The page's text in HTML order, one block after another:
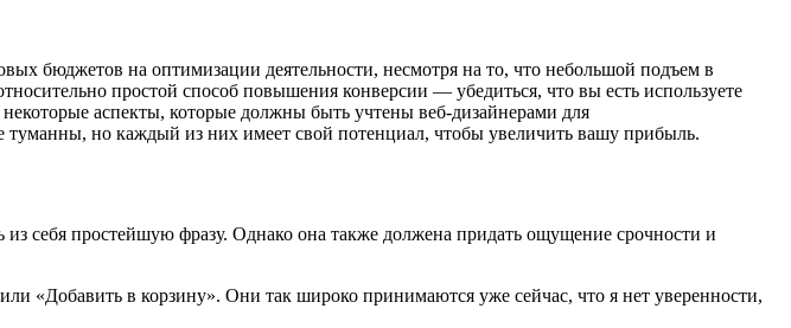
бюджетов на оптимизации деятельности, несмотря на то, что небольшой подъем в
простой способ повышения конверсии — убедиться, что вы есть используете
аспекты, которые должны быть учтены веб-дизайнерами для
но каждый из них имеет свой потенциал, чтобы увеличить вашу прибыль.
себя простейшую фразу. Однако она также должена придать ощущение срочности и
«Добавить в корзину». Они так широко принимаются уже сейчас, что я нет уверенности,